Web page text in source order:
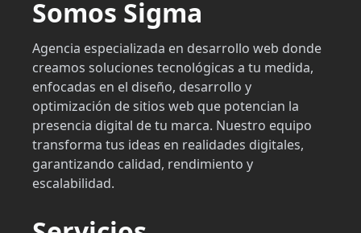
Somos Sigma
Agencia especializada en desarrollo web donde
creamos soluciones tecnológicas a tu medida,
enfocadas en el diseño, desarrollo y
optimización de sitios web que potencian la
presencia digital de tu marca. Nuestro equipo
transforma tus ideas en realidades digitales,
garantizando calidad, rendimiento y
escalabilidad.